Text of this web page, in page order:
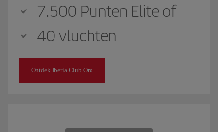
7.500 Punten Elite of
40 vluchten
Ontdek Iberia Club Oro